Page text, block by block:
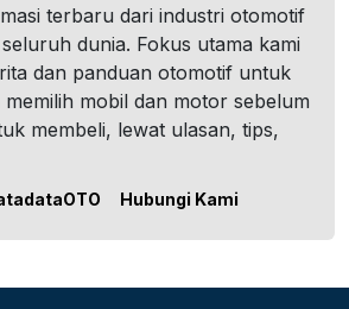
terbaru dari industri otomotif
dunia. Fokus utama kami
dan panduan otomotif untuk
mobil dan motor sebelum
membeli, lewat ulasan, tips,
Hubungi Kami